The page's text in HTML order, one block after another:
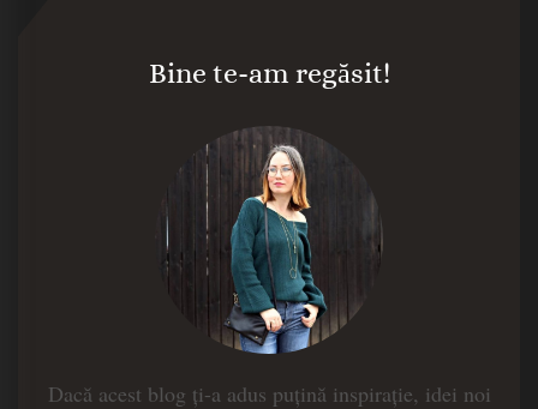
Bine te-am regăsit!
Dacă acest blog ți-a adus puțină inspirație, idei noi